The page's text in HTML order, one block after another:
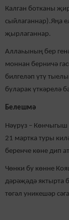
Калган ботканы
сыйлаганнар).Яңа
җырлаганнар.
Аллаһының бер
моннан берничә
билгеләп үтү
буларак үткәрелә
Белешмә
Нәүрүз – Көнчыгыш
21 мартка туры
беренче көне дип
Чөнки бу көнне
дәрәҗәдә яктырта
төгәл уникешәр